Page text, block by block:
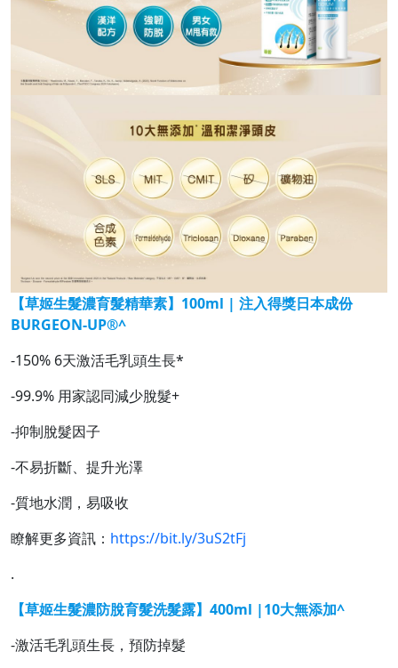
【草姬生髮濃育髮精華素】100ml | 注入得獎日本成份
BURGEON-UP®^
-150% 6天激活毛乳頭生長*
-99.9% 用家認同減少脫髮+
-抑制脫髮因子
-不易折斷、提升光澤
-質地水潤，易吸收
瞭解更多資訊： https://bit.ly/3uS2tFj
.
【草姬生髮濃防脫育髮洗髮露】400ml |10大無添加^
-激活毛乳頭生長，預防掉髮